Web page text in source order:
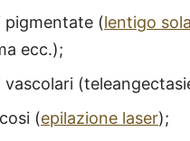
pigmentate (lentigo
ecc.);
vascolari
(epilazione laser);